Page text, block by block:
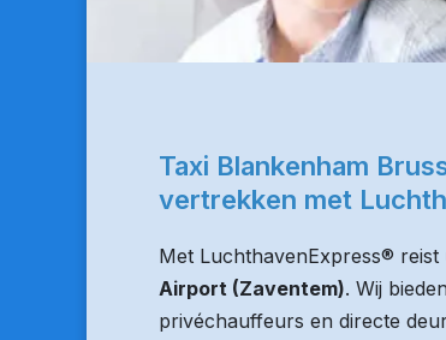
Taxi Blankenham
vertrekken met
Met LuchthavenExpress®
Airport (Zaventem). Wij
privéchauffeurs en directe